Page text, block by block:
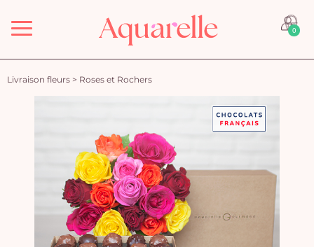
Menu 0
Livraison fleurs > Roses et Rochers